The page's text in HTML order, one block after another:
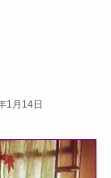
1月14日